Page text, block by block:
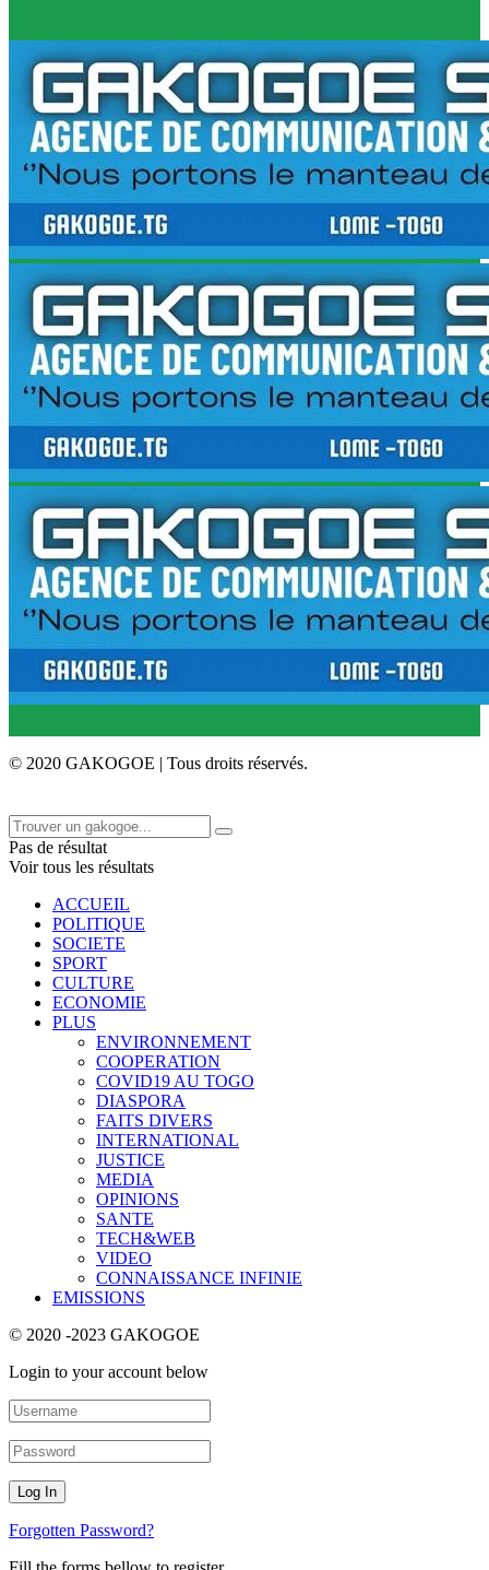
© 2020 GAKOGOE | Tous droits réservés.
Pas de résultat
Voir tous les résultats
ACCUEIL
POLITIQUE
SOCIETE
SPORT
CULTURE
ECONOMIE
PLUS
ENVIRONNEMENT
COOPERATION
COVID19 AU TOGO
DIASPORA
FAITS DIVERS
INTERNATIONAL
JUSTICE
MEDIA
OPINIONS
SANTE
TECH&WEB
VIDEO
CONNAISSANCE INFINIE
EMISSIONS
© 2020 -2023 GAKOGOE
Login to your account below
Forgotten Password?